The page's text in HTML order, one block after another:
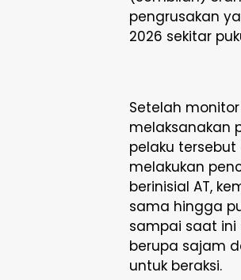
pengrusakan
2026 sekitar
Setelah
melaksanakan
pelaku tersebut
melakukan
berinisial AT,
sama hingga
sampai saat
berupa sajam
untuk beraksi.